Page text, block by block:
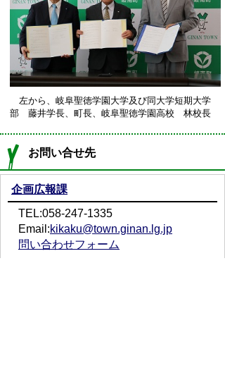
左から、岐阜聖徳学園大学及び同大学短期大学
部 藤井学長、町長、岐阜聖徳学園高校 林校長
お問い合せ先
企画広報課
TEL:058-247-1335
Email:kikaku@town.ginan.lg.jp
問い合わせフォーム